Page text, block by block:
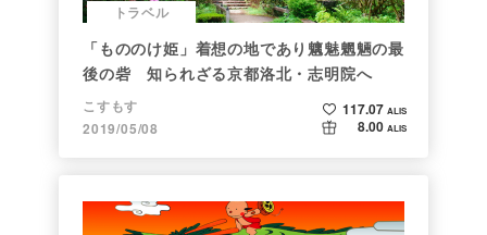
トラベル
「もののけ姫」着想の地であり魑魅魍魎の最
後の砦 知られざる京都洛北・志明院へ
こすもす
2019/05/08
117.07 ALIS
8.00 ALIS